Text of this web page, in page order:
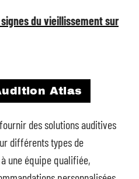
du vieillissement sur
Atlas
des solutions auditives
différents types de
une équipe qualifiée,